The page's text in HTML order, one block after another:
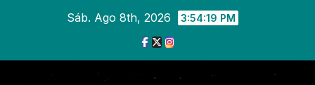
Sáb. Ago 8th, 2026 3:54:19 PM